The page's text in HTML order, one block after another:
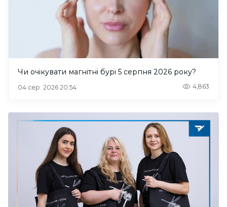
Чи очікувати магнітні бурі 5 серпня 2026 року?
04 сер. 2026 20:54 4,863